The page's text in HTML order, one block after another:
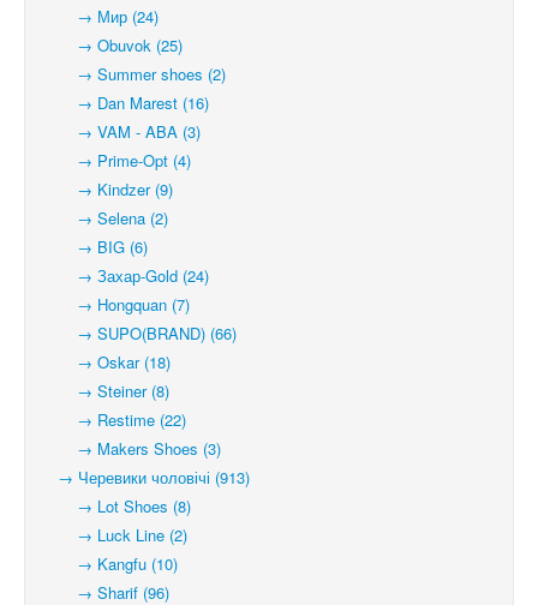
→ Мир (24)
→ Obuvok (25)
→ Summer shoes (2)
→ Dan Marest (16)
→ VAM - ABA (3)
→ Prime-Opt (4)
→ Kindzer (9)
→ Selena (2)
→ BIG (6)
→ Захар-Gold (24)
→ Hongquan (7)
→ SUPO(BRAND) (66)
→ Oskar (18)
→ Steiner (8)
→ Restime (22)
→ Makers Shoes (3)
→ Черевики чоловічі (913)
→ Lot Shoes (8)
→ Luck Line (2)
→ Kangfu (10)
→ Sharif (96)